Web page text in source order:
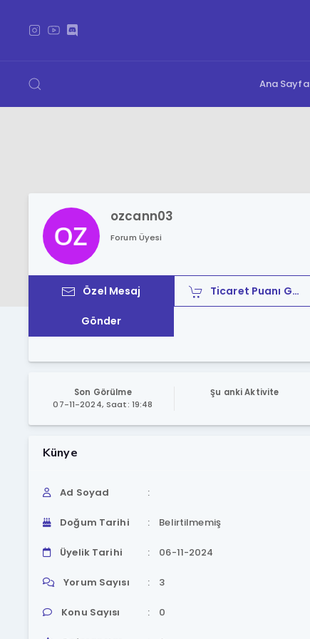
Ana Sayfa
ozcann03
Forum Üyesi
Özel Mesaj
Gönder
Ticaret Puanı Gönder
Son Görülme
07-11-2024, Saat: 19:48
Şu anki Aktivite
Künye
Ad Soyad
Doğum Tarihi Belirtilmemiş
Üyelik Tarihi 06-11-2024
Yorum Sayısı 3
Konu Sayısı 0